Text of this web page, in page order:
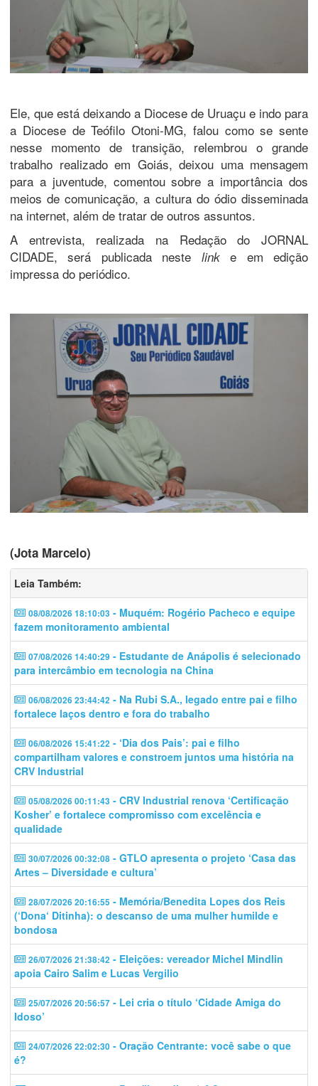
Ele, que está deixando a Diocese de Uruaçu e indo para
a Diocese de Teófilo Otoni-MG, falou como se sente
nesse momento de transição, relembrou o grande
trabalho realizado em Goiás, deixou uma mensagem
para a juventude, comentou sobre a importância dos
meios de comunicação, a cultura do ódio disseminada
na internet, além de tratar de outros assuntos.
A entrevista, realizada na Redação do JORNAL
CIDADE, será publicada neste linke em edição
impressa do periódico.
(Jota Marcelo)
Leia Também:
08/08/2026 18:10:03 - Muquém: Rogério Pacheco e equipe
fazem monitoramento ambiental
07/08/2026 14:40:29 - Estudante de Anápolis é selecionado
para intercâmbio em tecnologia na China
06/08/2026 23:44:42 - Na Rubi S.A., legado entre pai e filho
fortalece laços dentro e fora do trabalho
06/08/2026 15:41:22 - ‘Dia dos Pais’: pai e filho
compartilham valores e constroem juntos uma história na
CRV Industrial
05/08/2026 00:11:43 - CRV Industrial renova ‘Certificação
Kosher’ e fortalece compromisso com excelência e
qualidade
30/07/2026 00:32:08 - GTLO apresenta o projeto ‘Casa das
Artes – Diversidade e cultura’
28/07/2026 20:16:55 - Memória/Benedita Lopes dos Reis
(‘Dona‘ Ditinha): o descanso de uma mulher humilde e
bondosa
26/07/2026 21:38:42 - Eleições: vereador Michel Mindlin
apoia Cairo Salim e Lucas Vergilio
25/07/2026 20:56:57 - Lei cria o título ‘Cidade Amiga do
Idoso’
24/07/2026 22:02:30 - Oração Centrante: você sabe o que
é?